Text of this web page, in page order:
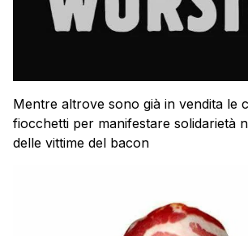
Mentre altrove sono già in vendita le
fiocchetti per manifestare solidarietà
delle vittime del bacon